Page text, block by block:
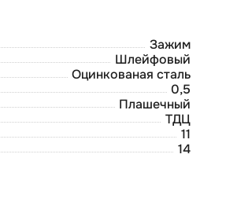
Зажим
Шлейфовый
Оцинкованая сталь
0,5
Плашечный
ТДЦ
11
14